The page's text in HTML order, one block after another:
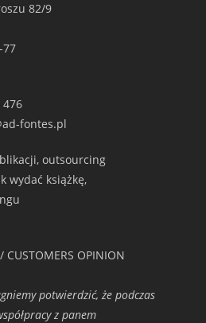
82/9
77
476
fontes.pl
outsourcing
wydać książkę,
CUSTOMERS OPINION
potwierdzić, że podczas
z panem